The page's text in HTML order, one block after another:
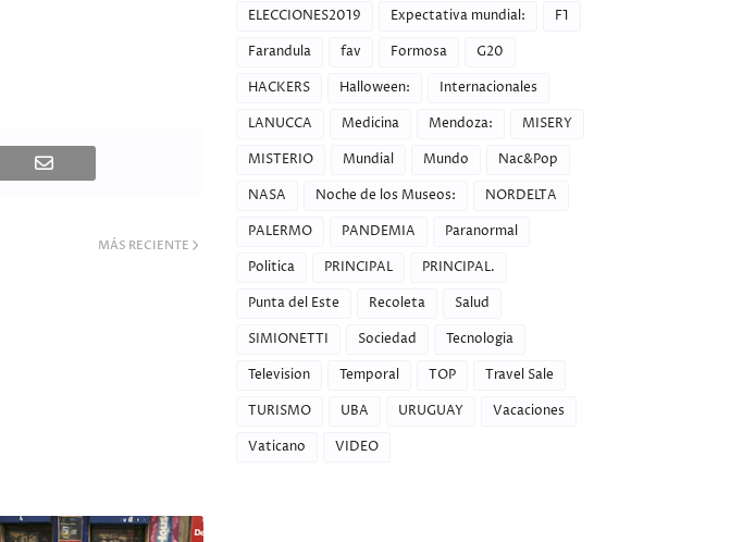
MÁS RECIENTE
ELECCIONES2019
Expectativa mundial:
F1
Farandula
fav Formosa
G20
HACKERS
Halloween:
Internacionales
LANUCCA
Medicina Mendoza:
MISERY
MISTERIO
Mundial Mundo
Nac&Pop
NASA
Noche de los Museos:
NORDELTA
PALERMO
PANDEMIA
Paranormal
Politica
PRINCIPAL
PRINCIPAL.
Punta del Este
Recoleta
Salud
SIMIONETTI
Sociedad
Tecnologia
Television
Temporal TOP
Travel Sale
TURISMO
UBA URUGUAY
Vacaciones
Vaticano
VIDEO